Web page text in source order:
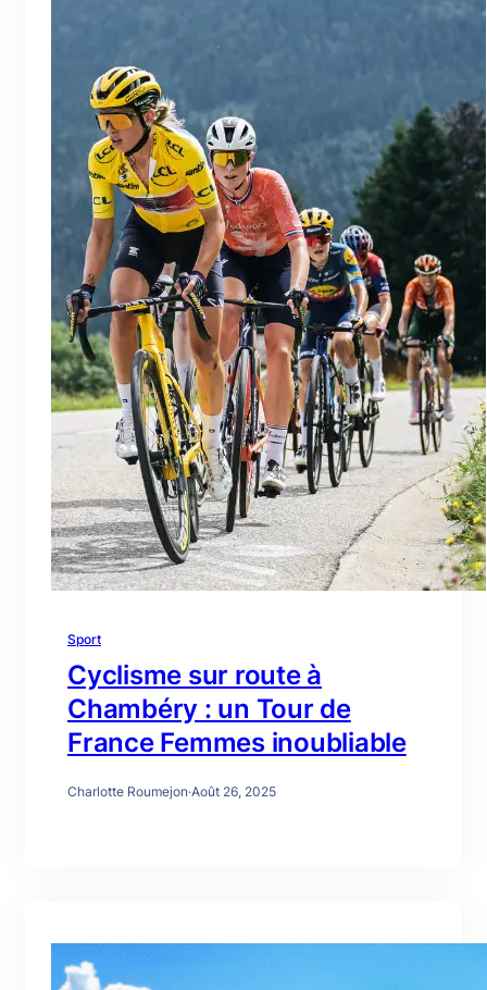
Sport
Cyclisme sur route à
Chambéry : un Tour de
France Femmes inoubliable
Charlotte Roumejon·Août 26, 2025